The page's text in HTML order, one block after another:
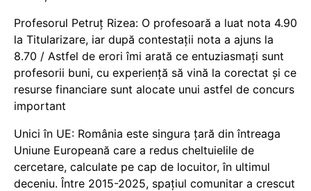
Profesorul Petruț Rizea: O profesoară a luat nota 4.90
la Titularizare, iar după contestații nota a ajuns la
8.70 / Astfel de erori îmi arată ce entuziasmați sunt
profesorii buni, cu experiență să vină la corectat și ce
resurse financiare sunt alocate unui astfel de concurs
important
Unici în UE: România este singura țară din întreaga
Uniune Europeană care a redus cheltuielile de
cercetare, calculate pe cap de locuitor, în ultimul
deceniu. Între 2015-2025, spațiul comunitar a crescut